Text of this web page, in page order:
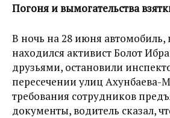
Погоня и вымогательства
В ночь на 28 июня автомобиль,
находился активист Болот
друзьями, остановили
пересечении улиц Ахунбаева-
требования сотрудников
документы, водитель сказал,